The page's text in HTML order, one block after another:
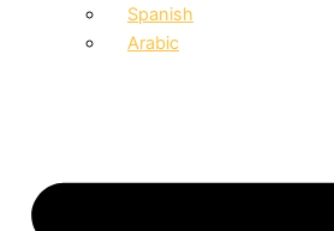
Spanish
Arabic